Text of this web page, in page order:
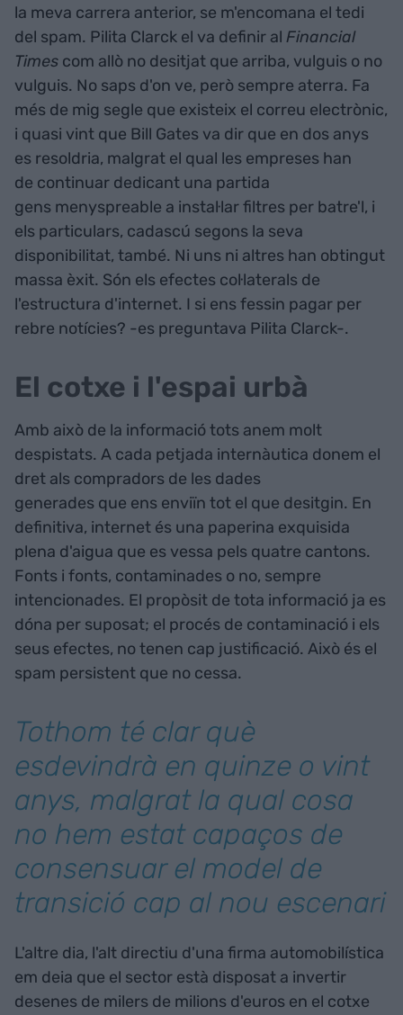
la meva carrera anterior, se m'encomana el tedi
del spam. Pilita Clarck el va definir al Financial
Times com allò no desitjat que arriba, vulguis o no
vulguis. No saps d'on ve, però sempre aterra. Fa
més de mig segle que existeix el correu electrònic,
i quasi vint que Bill Gates va dir que en dos anys
es resoldria, malgrat el qual les empreses han
de continuar dedicant una partida
gens menyspreable a instal·lar filtres per batre'l, i
els particulars, cadascú segons la seva
disponibilitat, també. Ni uns ni altres han obtingut
massa èxit. Són els efectes col·laterals de
l'estructura d'internet. I si ens fessin pagar per
rebre notícies? -es preguntava Pilita Clarck-.
El cotxe i l'espai urbà
Amb això de la informació tots anem molt
despistats. A cada petjada internàutica donem el
dret als compradors de les dades
generades que ens enviïn tot el que desitgin. En
definitiva, internet és una paperina exquisida
plena d'aigua que es vessa pels quatre cantons.
Fonts i fonts, contaminades o no, sempre
intencionades. El propòsit de tota informació ja es
dóna per suposat; el procés de contaminació i els
seus efectes, no tenen cap justificació. Això és el
spam persistent que no cessa.
Tothom té clar què
esdevindrà en quinze o vint
anys, malgrat la qual cosa
no hem estat capaços de
consensuar el model de
transició cap al nou escenari
L'altre dia, l'alt directiu d'una firma automobilística
em deia que el sector està disposat a invertir
desenes de milers de milions d'euros en el cotxe